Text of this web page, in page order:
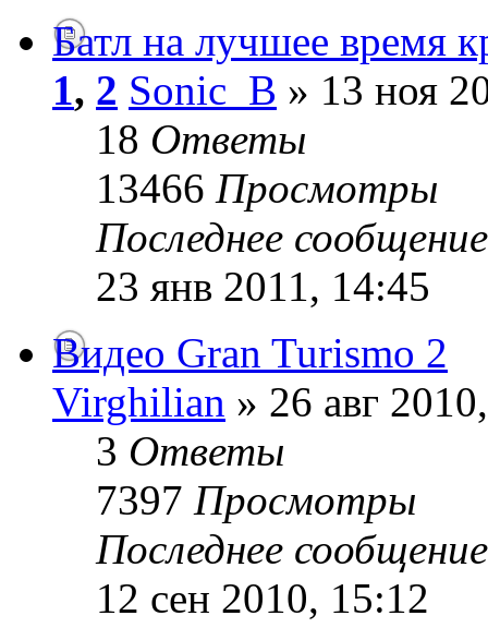
Батл на лучшее время
1, 2 Sonic_B » 13 ноя
18 Ответы
13466 Просмотры
Последнее
23 янв 2011, 14:45
Видео Gran Turismo 2
Virghilian » 26 авг
3 Ответы
7397 Просмотры
Последнее
12 сен 2010, 15:12